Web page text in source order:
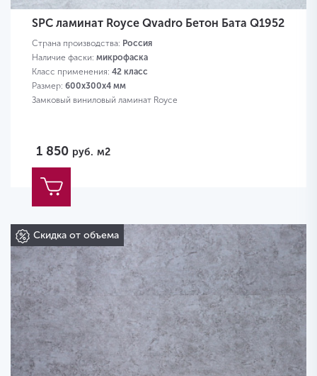
SPC ламинат Royce Qvadro Бетон Бата Q1952
Страна производства: Россия
Наличие фаски: микрофаска
Класс применения: 42 класс
Размер: 600х300х4 мм
Замковый виниловый ламинат Royce
1 850 руб. м2
Скидка от объема